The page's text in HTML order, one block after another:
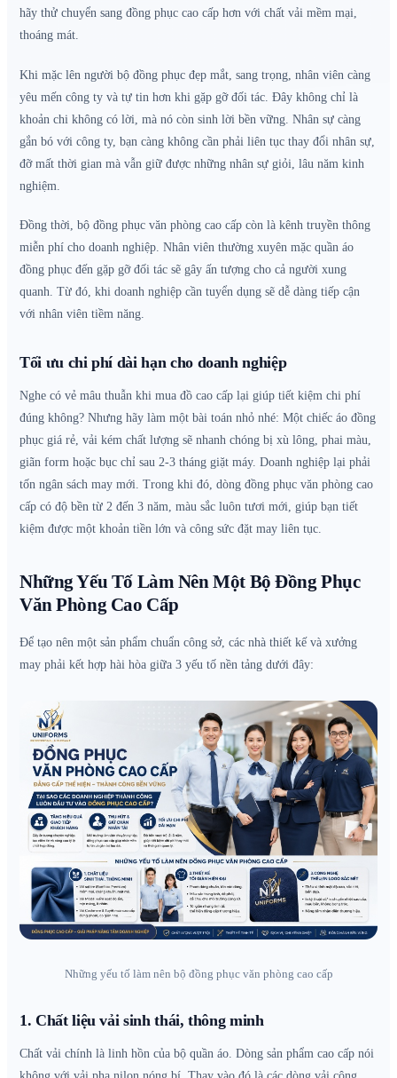
hãy thử chuyển sang đồng phục cao cấp hơn với chất vải mềm mại,
thoáng mát.
Khi mặc lên người bộ đồng phục đẹp mắt, sang trọng, nhân viên càng
yêu mến công ty và tự tin hơn khi gặp gỡ đối tác. Đây không chỉ là
khoản chi không có lời, mà nó còn sinh lời bền vững. Nhân sự càng
gắn bó với công ty, bạn càng không cần phải liên tục thay đổi nhân sự,
đỡ mất thời gian mà vẫn giữ được những nhân sự giỏi, lâu năm kinh
nghiệm.
Đồng thời, bộ đồng phục văn phòng cao cấp còn là kênh truyền thông
miễn phí cho doanh nghiệp. Nhân viên thường xuyên mặc quần áo
đồng phục đến gặp gỡ đối tác sẽ gây ấn tượng cho cả người xung
quanh. Từ đó, khi doanh nghiệp cần tuyển dụng sẽ dễ dàng tiếp cận
với nhân viên tiềm năng.
Tối ưu chi phí dài hạn cho doanh nghiệp
Nghe có vẻ mâu thuẫn khi mua đồ cao cấp lại giúp tiết kiệm chi phí
đúng không? Nhưng hãy làm một bài toán nhỏ nhé: Một chiếc áo đồng
phục giá rẻ, vải kém chất lượng sẽ nhanh chóng bị xù lông, phai màu,
giãn form hoặc bục chỉ sau 2-3 tháng giặt máy. Doanh nghiệp lại phải
tốn ngân sách may mới. Trong khi đó, dòng đồng phục văn phòng cao
cấp có độ bền từ 2 đến 3 năm, màu sắc luôn tươi mới, giúp bạn tiết
kiệm được một khoản tiền lớn và công sức đặt may liên tục.
Những Yếu Tố Làm Nên Một Bộ Đồng Phục
Văn Phòng Cao Cấp
Để tạo nên một sản phẩm chuẩn công sở, các nhà thiết kế và xưởng
may phải kết hợp hài hòa giữa 3 yếu tố nền tảng dưới đây:
Những yếu tố làm nên bộ đồng phục văn phòng cao cấp
1. Chất liệu vải sinh thái, thông minh
Chất vải chính là linh hồn của bộ quần áo. Dòng sản phẩm cao cấp nói